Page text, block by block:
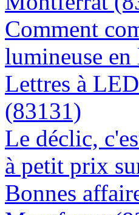
Comment
lumineuse
Lettres à
(83131)
Le déclic,
à petit prix
Bonnes